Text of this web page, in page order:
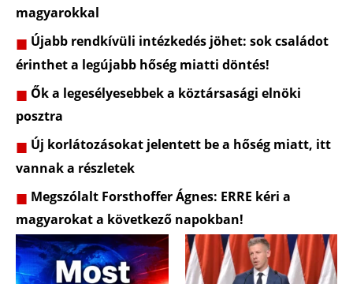
magyarokkal
Újabb rendkívüli intézkedés jöhet: sok családot
érinthet a legújabb hőség miatti döntés!
Ők a legesélyesebbek a köztársasági elnöki
posztra
Új korlátozásokat jelentett be a hőség miatt, itt
vannak a részletek
Megszólalt Forsthoffer Ágnes: ERRE kéri a
magyarokat a következő napokban!